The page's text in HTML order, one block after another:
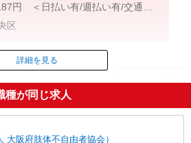
円 ＜日払い有/週払い有/交通費
含む)＞
区
ID：AE0708992229
掲載期間終了
詳細を見る
種が同じ求人
阪府肢体不自由者協会）